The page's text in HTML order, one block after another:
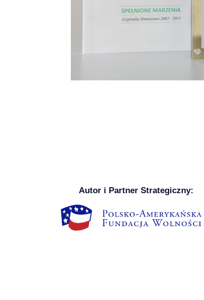
Autor i Partner Strategiczny: